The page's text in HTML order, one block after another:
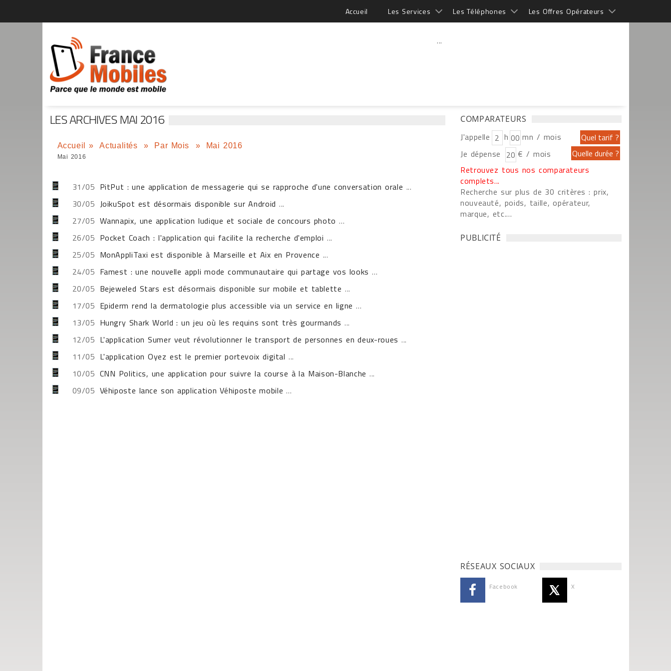
Accueil Les Services Les Téléphones Les Offres Opérateurs
...
LES ARCHIVES MAI 2016
Accueil » Actualités » Par Mois » Mai 2016
Mai 2016
31/05 PitPut : une application de messagerie qui se rapproche d'une conversation orale ...
30/05 JoikuSpot est désormais disponible sur Android ...
27/05 Wannapix, une application ludique et sociale de concours photo ...
26/05 Pocket Coach : l'application qui facilite la recherche d'emploi ...
25/05 MonAppliTaxi est disponible à Marseille et Aix en Provence ...
24/05 Famest : une nouvelle appli mode communautaire qui partage vos looks ...
20/05 Bejeweled Stars est désormais disponible sur mobile et tablette ...
17/05 Epiderm rend la dermatologie plus accessible via un service en ligne ...
13/05 Hungry Shark World : un jeu où les requins sont très gourmands ...
12/05 L'application Sumer veut révolutionner le transport de personnes en deux-roues...
11/05 L'application Oyez est le premier portevoix digital ...
10/05 CNN Politics, une application pour suivre la course à la Maison-Blanche ...
09/05 Véhiposte lance son application Véhiposte mobile ...
COMPARATEURS
J'appelle h
mn / mois
Je dépense
€ / mois
Retrouvez tous nos comparateurs
complets...
Recherche sur plus de 30 critères : prix,
nouveauté, poids, taille, opérateur,
marque, etc....
PUBLICITÉ
RÉSEAUX SOCIAUX
Facebook X